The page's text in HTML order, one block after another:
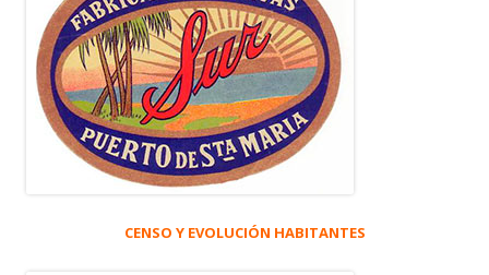
CENSO Y EVOLUCIÓN HABITANTES